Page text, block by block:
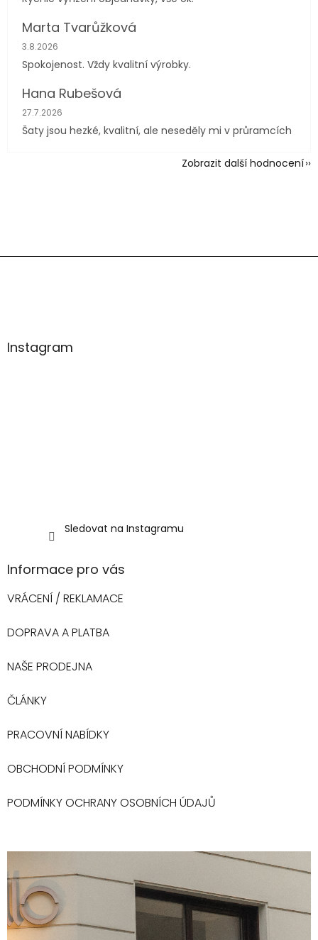
Marta Tvarůžková
Hodnocení obchodu je 5 z 5 hvězdiček.
3.8.2026
Spokojenost. Vždy kvalitní výrobky.
Hana Rubešová
Hodnocení obchodu je 4 z 5 hvězdiček.
27.7.2026
Šaty jsou hezké, kvalitní, ale neseděly mi v průramcích
Zobrazit další hodnocení
p
Instagram
Sledovat na Instagramu
Informace pro vás
VRÁCENÍ / REKLAMACE
DOPRAVA A PLATBA
NAŠE PRODEJNA
ČLÁNKY
PRACOVNÍ NABÍDKY
OBCHODNÍ PODMÍNKY
PODMÍNKY OCHRANY OSOBNÍCH ÚDAJŮ